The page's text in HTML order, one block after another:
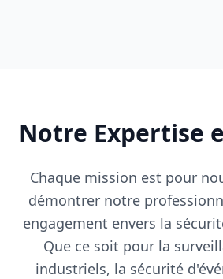
Notre Expertise
Chaque mission est pour
démontrer notre
engagement envers la
Que ce soit pour la
industriels, la sécurité